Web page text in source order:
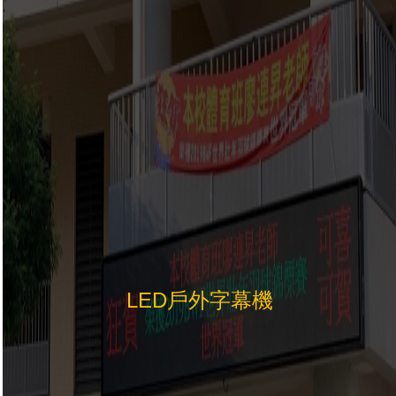
LED戶外字幕機